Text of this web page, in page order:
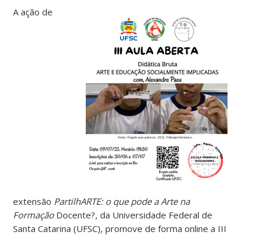
A ação de
extensão PartilhARTE: o que pode a Arte na
FormaçãoDocente?, da Universidade Federal de
Santa Catarina (UFSC), promove de forma online a III